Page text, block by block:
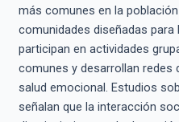
más comunes en la
comunidades diseñadas
participan en actividades
comunes y desarrollan redes
salud emocional. Estudios
señalan que la interacción